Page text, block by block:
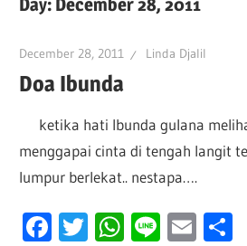
Day: December 28, 2011
December 28, 2011 Linda Djalil
Doa Ibunda
ketika hati Ibunda gulana
menggapai cinta di tengah langit
lumpur berlekat.. nestapa….
Facebook
Twitter
WhatsApp
LineEmail